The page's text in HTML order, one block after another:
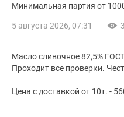
Минимальная партия от
5 августа 2026, 07:31
Масло сливочное 82,5%
Проходит все проверки.
Цена с доставкой от 10т. -